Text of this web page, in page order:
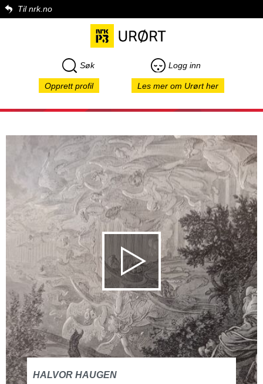
Til nrk.no
Søk Logg inn
Opprett profil Les mer om Urørt her
HALVOR HAUGEN